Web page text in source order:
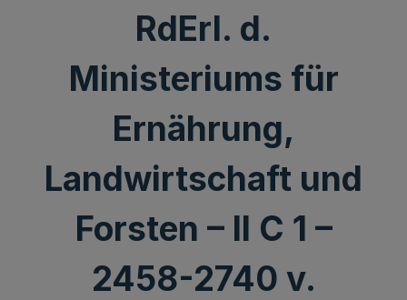
RdErl. d.
Ministeriums für
Ernährung,
Landwirtschaft und
Forsten – II C 1 –
2458-2740 v.